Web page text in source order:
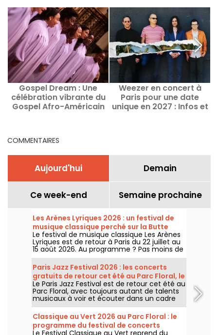
Gospel Dream : Une
célébration vibrante du
Gospel Afro-Américain
Weezer en concert à
Paris pour une date
unique en 2027 : Infos et
COMMENTAIRES
Aujourd'hui Demain
Ce week-end Semaine prochaine
Les Arènes Lyriques 2026 : un festival de
musique classique perché sur la Butte
Montmartre
Le festival de musique classique Les Arènes
Lyriques est de retour à Paris du 22 juillet au
15 août 2026. Au programme ? Pas moins de
16 concerts donnés au sein des Arènes de
Montmartre, un cadre idyllique pour écouter
les grands classiques.
Paris Jazz Festival 2026 : les concerts
gratuits de retour cet été au Parc Floral, le
programme
Le Paris Jazz Festival est de retour cet été au
Parc Floral, avec toujours autant de talents
musicaux à voir et écouter dans un cadre
bucolique. Voici le programme des concerts
gratuits à découvrir du 24 juin au 6
septembre 2026 !
Classique au Vert 2026 au Parc Floral : le
programme du festival de concerts